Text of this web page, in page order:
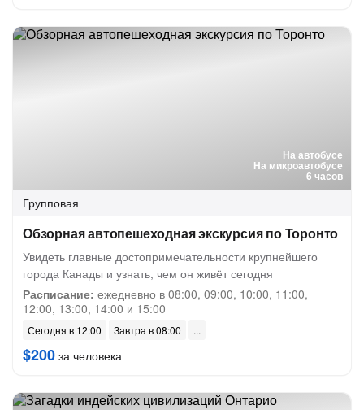
На автобусе
На микроавтобусе
6 часов
Групповая
Обзорная автопешеходная экскурсия по Торонто
Увидеть главные достопримечательности крупнейшего
города Канады и узнать, чем он живёт сегодня
Расписание: ежедневно в 08:00, 09:00, 10:00, 11:00,
12:00, 13:00, 14:00 и 15:00
Сегодня в 12:00 Завтра в 08:00
$200 за человека